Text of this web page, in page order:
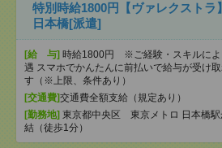
特別時給1800円【ヴァレクスト
日本橋[派遣]
[給 与] 時給1800円 ※ご経験・スキルによ
遇 スマホでかんたんに前払いで給与が受け取
す（※上限、条件あり）
[交通費]交通費全額支給（規定あり）
[勤務地] 東京都中央区 東京メトロ 日本橋駅
結（徒歩1分）